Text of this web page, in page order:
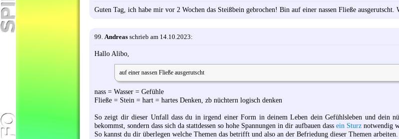
Guten Tag, ich habe mir vor 2 Wochen das Steißbein gebrochen! Bin auf einer nassen Fließe ausgerutscht.
99. Andreas schrieb am 14.10.2023:
Hallo Alibo,
auf einer nassen Fließe ausgerutscht
nass = Wasser = Gefühle
Fließe = Stein = hart = hartes Denken, zb nüchtern logisch denken
So zeigt dir dieser Unfall dass du in irgend einer Form in deinem Leben dein Gefühlsleben und dein
bekommst, sondern dass sich da stattdessen so hohe Spannungen in dir aufbauen dass ein Sturz notwendig
So kannst du dir überlegen welche Themen das betrifft und also an der Befriedung dieser Themen arbeiten.